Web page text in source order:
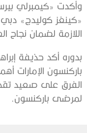
وأكدت «كيمبرلي
«كينغز كوليدج» دبي
اللازمة لضمان نجاح
بدوره أكد حذيفة
باركنسون الإمارات
الفرق على صعيد
لمرضى باركنسون.